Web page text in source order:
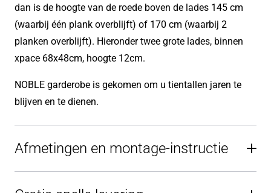
dan is de hoogte van de roede boven de lades 145 cm
(waarbij één plank overblijft) of 170 cm (waarbij 2
planken overblijft). Hieronder twee grote lades, binnen
xpace 68x48cm, hoogte 12cm.
NOBLE garderobe is gekomen om u tientallen jaren te
blijven en te dienen.
Afmetingen en montage-instructie